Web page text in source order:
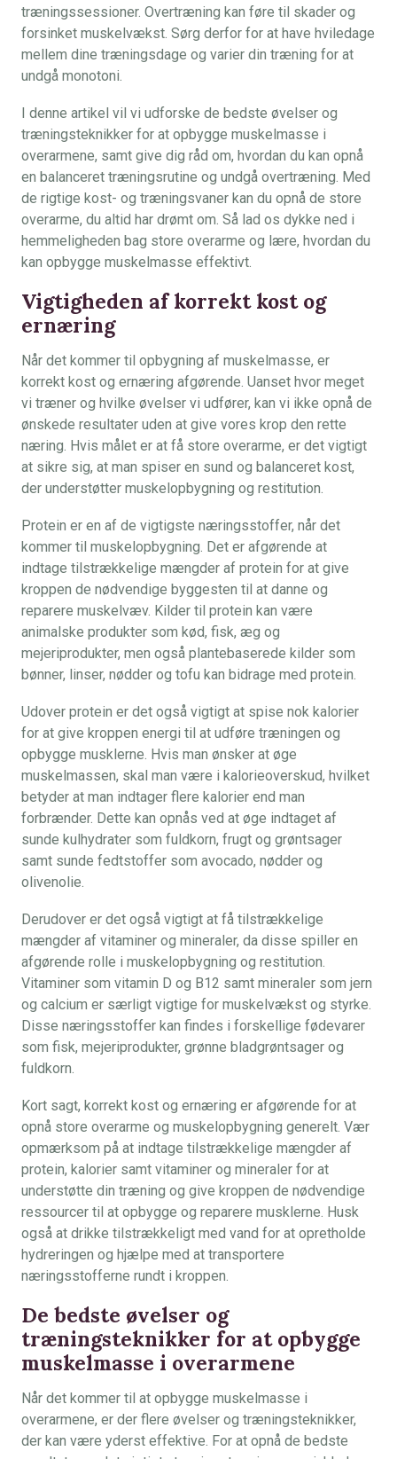
træningssessioner. Overtræning kan føre til skader og
forsinket muskelvækst. Sørg derfor for at have hviledage
mellem dine træningsdage og varier din træning for at
undgå monotoni.
I denne artikel vil vi udforske de bedste øvelser og
træningsteknikker for at opbygge muskelmasse i
overarmene, samt give dig råd om, hvordan du kan opnå
en balanceret træningsrutine og undgå overtræning. Med
de rigtige kost- og træningsvaner kan du opnå de store
overarme, du altid har drømt om. Så lad os dykke ned i
hemmeligheden bag store overarme og lære, hvordan du
kan opbygge muskelmasse effektivt.
Vigtigheden af korrekt kost og
ernæring
Når det kommer til opbygning af muskelmasse, er
korrekt kost og ernæring afgørende. Uanset hvor meget
vi træner og hvilke øvelser vi udfører, kan vi ikke opnå de
ønskede resultater uden at give vores krop den rette
næring. Hvis målet er at få store overarme, er det vigtigt
at sikre sig, at man spiser en sund og balanceret kost,
der understøtter muskelopbygning og restitution.
Protein er en af de vigtigste næringsstoffer, når det
kommer til muskelopbygning. Det er afgørende at
indtage tilstrækkelige mængder af protein for at give
kroppen de nødvendige byggesten til at danne og
reparere muskelvæv. Kilder til protein kan være
animalske produkter som kød, fisk, æg og
mejeriprodukter, men også plantebaserede kilder som
bønner, linser, nødder og tofu kan bidrage med protein.
Udover protein er det også vigtigt at spise nok kalorier
for at give kroppen energi til at udføre træningen og
opbygge musklerne. Hvis man ønsker at øge
muskelmassen, skal man være i kalorieoverskud, hvilket
betyder at man indtager flere kalorier end man
forbrænder. Dette kan opnås ved at øge indtaget af
sunde kulhydrater som fuldkorn, frugt og grøntsager
samt sunde fedtstoffer som avocado, nødder og
olivenolie.
Derudover er det også vigtigt at få tilstrækkelige
mængder af vitaminer og mineraler, da disse spiller en
afgørende rolle i muskelopbygning og restitution.
Vitaminer som vitamin D og B12 samt mineraler som jern
og calcium er særligt vigtige for muskelvækst og styrke.
Disse næringsstoffer kan findes i forskellige fødevarer
som fisk, mejeriprodukter, grønne bladgrøntsager og
fuldkorn.
Kort sagt, korrekt kost og ernæring er afgørende for at
opnå store overarme og muskelopbygning generelt. Vær
opmærksom på at indtage tilstrækkelige mængder af
protein, kalorier samt vitaminer og mineraler for at
understøtte din træning og give kroppen de nødvendige
ressourcer til at opbygge og reparere musklerne. Husk
også at drikke tilstrækkeligt med vand for at opretholde
hydreringen og hjælpe med at transportere
næringsstofferne rundt i kroppen.
De bedste øvelser og
træningsteknikker for at opbygge
muskelmasse i overarmene
Når det kommer til at opbygge muskelmasse i
overarmene, er der flere øvelser og træningsteknikker,
der kan være yderst effektive. For at opnå de bedste